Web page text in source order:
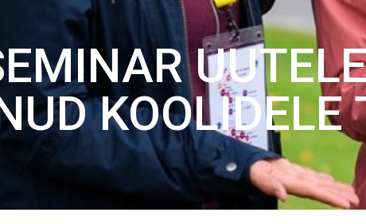
KOOLIDELE